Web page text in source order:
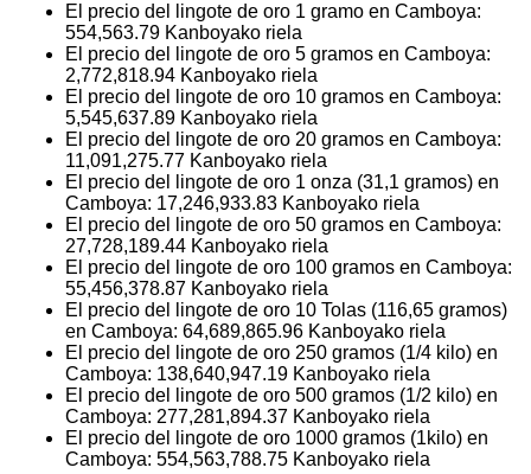
El precio del lingote de oro 1 gramo en Camboya:
554,563.79 Kanboyako riela
El precio del lingote de oro 5 gramos en Camboya:
2,772,818.94 Kanboyako riela
El precio del lingote de oro 10 gramos en Camboya:
5,545,637.89 Kanboyako riela
El precio del lingote de oro 20 gramos en Camboya:
11,091,275.77 Kanboyako riela
El precio del lingote de oro 1 onza (31,1 gramos) en
Camboya: 17,246,933.83 Kanboyako riela
El precio del lingote de oro 50 gramos en Camboya:
27,728,189.44 Kanboyako riela
El precio del lingote de oro 100 gramos en Camboya:
55,456,378.87 Kanboyako riela
El precio del lingote de oro 10 Tolas (116,65 gramos)
en Camboya: 64,689,865.96 Kanboyako riela
El precio del lingote de oro 250 gramos (1/4 kilo) en
Camboya: 138,640,947.19 Kanboyako riela
El precio del lingote de oro 500 gramos (1/2 kilo) en
Camboya: 277,281,894.37 Kanboyako riela
El precio del lingote de oro 1000 gramos (1kilo) en
Camboya: 554,563,788.75 Kanboyako riela